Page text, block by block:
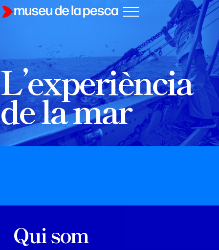
L’experiència
de la mar
Qui som